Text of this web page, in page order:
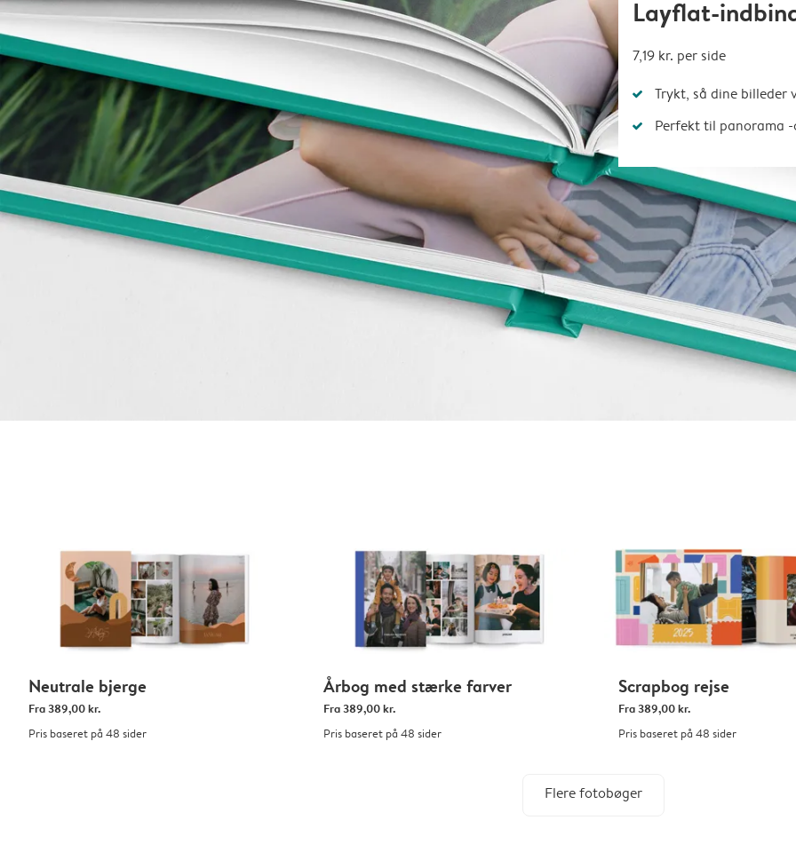
Layflat-
7,19 kr. per side
Trykt, så dine billeder
Perfekt til panorama
Neutrale bjerge
Fra389,00 kr.
Pris baseret på 48 sider
Årbog med stærke farver
Fra389,00 kr.
Pris baseret på 48 sider
Scrapbog rejse
Fra389,00 kr.
Pris baseret på 48 sider
Flere fotobøger